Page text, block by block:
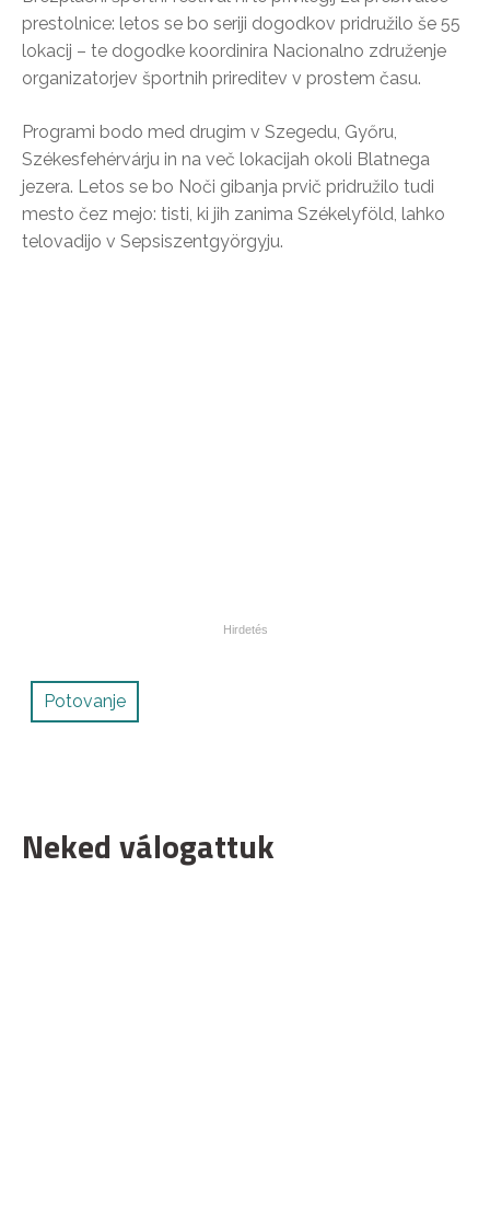
prestolnice: letos se bo seriji dogodkov pridružilo še 55
lokacij – te dogodke koordinira Nacionalno združenje
organizatorjev športnih prireditev v prostem času.
Programi bodo med drugim v Szegedu, Győru,
Székesfehérvárju in na več lokacijah okoli Blatnega
jezera. Letos se bo Noči gibanja prvič pridružilo tudi
mesto čez mejo: tisti, ki jih zanima Székelyföld, lahko
telovadijo v Sepsiszentgyörgyju.
Potovanje
Neked válogattuk